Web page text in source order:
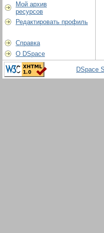
Мой архив
ресурсов
Редактировать профиль
Справка
О DSpace
DSpace